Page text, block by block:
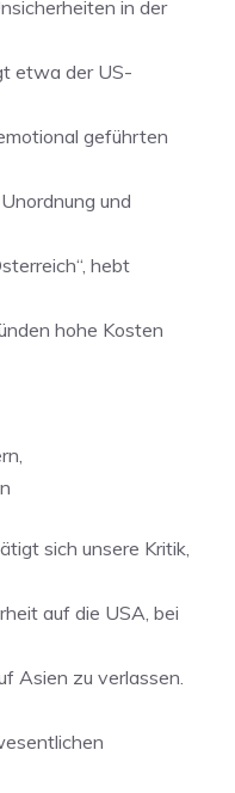
in der
etwa der US-
geführten
und
hebt
hohe Kosten
sich unsere Kritik,
auf die USA, bei
Asien zu verlassen.